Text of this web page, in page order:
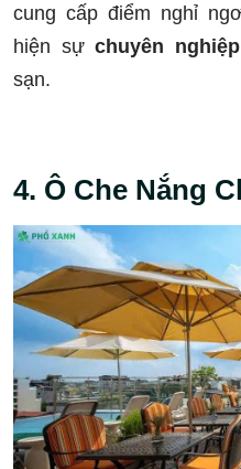
cung cấp điểm nghỉ
hiện sự chuyên
sạn.
4. Ô Che Nắng